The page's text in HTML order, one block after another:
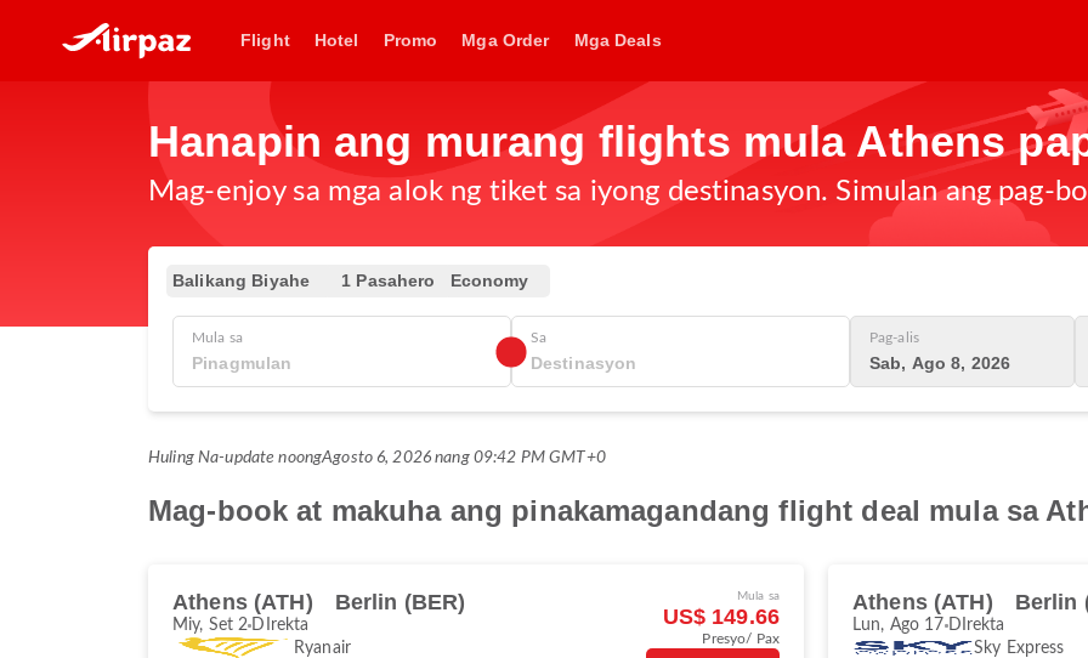
Flight Hotel Promo Mga Order Mga Deals
Hanapin ang murang flights mula Athens
Mag-enjoy sa mga alok ng tiket sa iyong destinasyon. Simulan ang pag-
Balikang Biyahe 1 Pasahero Economy
Mula sa Sa Pag-alis
Sab, Ago 8, 2026
Huling Na-update noongAgosto 6, 2026 nang 09:42 PM GMT+0
Mag-book at makuha ang pinakamagandang flight deal mula sa
Athens (ATH) Berlin (BER)
Miy, Set 2 DIrekta
Ryanair
Mula sa
US$ 149.66
Presyo/ Pax
Athens (ATH) Berlin
Lun, Ago 17 DIrekta
Sky Express